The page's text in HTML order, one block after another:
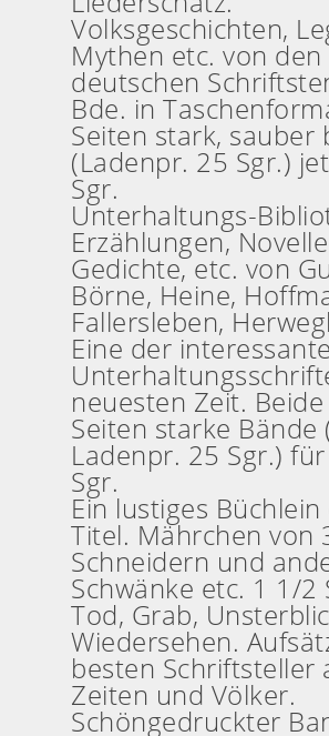
Volksgeschichten,
Mythen etc. von
deutschen
Bde. in
Seiten stark, sauber
(Ladenpr. 25 Sgr.)
Sgr.
Unterhaltungs-
Erzählungen,
Gedichte, etc. von
Börne, Heine,
Fallersleben,
Eine der
neuesten Zeit.
Seiten starke Bände
Ladenpr. 25 Sgr.)
Sgr.
Ein lustiges
Titel. Mährchen von
Schneidern und
Schwänke etc. 1 1/2
Tod, Grab,
Wiedersehen.
besten Schriftsteller
Zeiten und Völker.
Schöngedruckter